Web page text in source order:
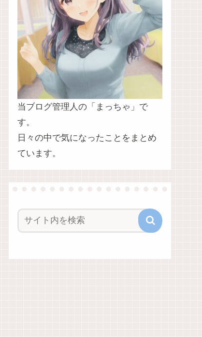
当ブログ管理人の「まっちゃ」で
す。
日々の中で気になったことをまとめ
ています。